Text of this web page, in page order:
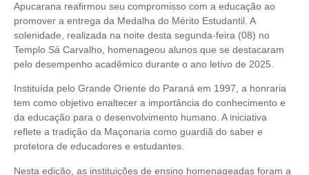
Apucarana reafirmou seu compromisso com a educação ao
promover a entrega da Medalha do Mérito Estudantil. A
solenidade, realizada na noite desta segunda-feira (08) no
Templo Sá Carvalho, homenageou alunos que se destacaram
pelo desempenho acadêmico durante o ano letivo de 2025.
Instituída pelo Grande Oriente do Paraná em 1997, a honraria
tem como objetivo enaltecer a importância do conhecimento e
da educação para o desenvolvimento humano. A iniciativa
reflete a tradição da Maçonaria como guardiã do saber e
protetora de educadores e estudantes.
Nesta edição, as instituições de ensino homenageadas foram a